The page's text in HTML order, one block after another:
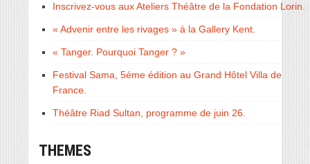
Inscrivez-vous aux Ateliers Théâtre de la Fondation Lorin.
« Advenir entre les rivages » à la Gallery Kent.
« Tanger. Pourquoi Tanger ? »
Festival Sama, 5éme édition au Grand Hôtel Villa de
France.
Théâtre Riad Sultan, programme de juin 26.
THEMES